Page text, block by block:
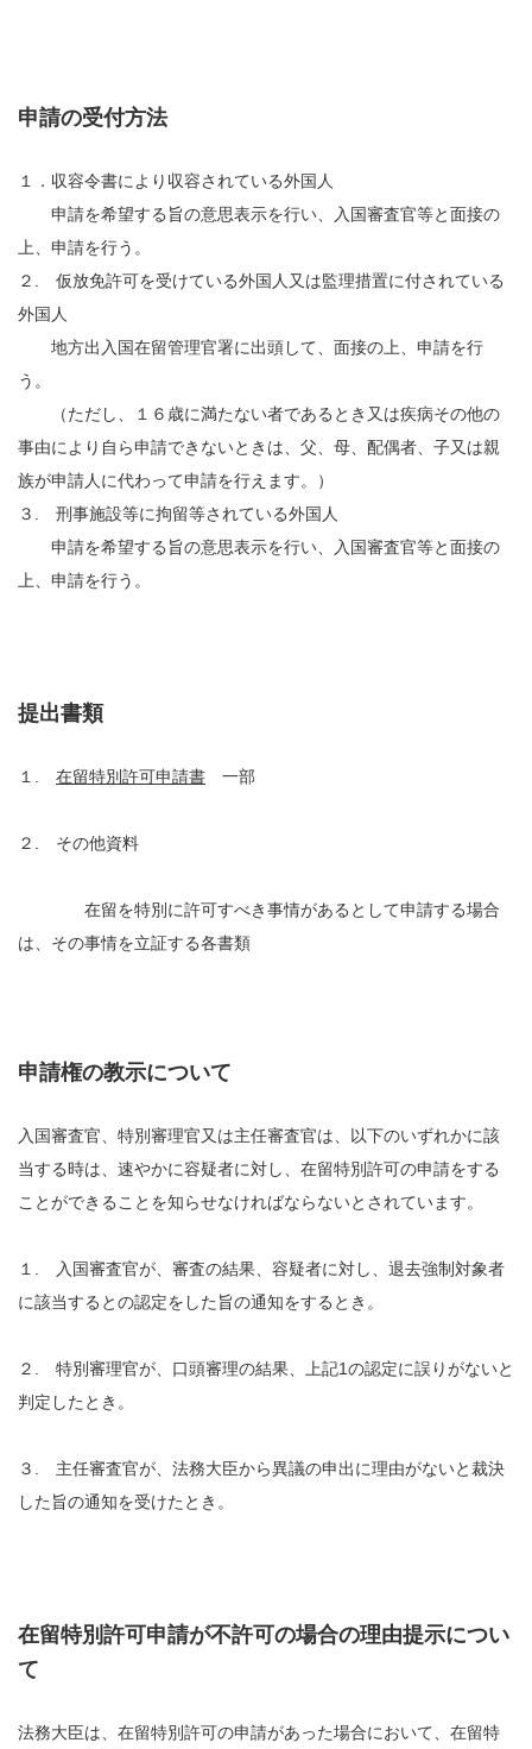
申請の受付方法
１．収容令書により収容されている外国人
申請を希望する旨の意思表示を行い、入国審査官等と面接の
上、申請を行う。
２. 仮放免許可を受けている外国人又は監理措置に付されている
外国人
地方出入国在留管理官署に出頭して、面接の上、申請を行
う。
（ただし、１６歳に満たない者であるとき又は疾病その他の
事由により自ら申請できないときは、父、母、配偶者、子又は親
族が申請人に代わって申請を行えます。）
３. 刑事施設等に拘留等されている外国人
申請を希望する旨の意思表示を行い、入国審査官等と面接の
上、申請を行う。
提出書類
１. 在留特別許可申請書 一部
２. その他資料
在留を特別に許可すべき事情があるとして申請する場合
は、その事情を立証する各書類
申請権の教示について
入国審査官、特別審理官又は主任審査官は、以下のいずれかに該
当する時は、速やかに容疑者に対し、在留特別許可の申請をする
ことができることを知らせなければならないとされています。
１. 入国審査官が、審査の結果、容疑者に対し、退去強制対象者
に該当するとの認定をした旨の通知をするとき。
２. 特別審理官が、口頭審理の結果、上記1の認定に誤りがないと
判定したとき。
３. 主任審査官が、法務大臣から異議の申出に理由がないと裁決
した旨の通知を受けたとき。
在留特別許可申請が不許可の場合の理由提示につい
て
法務大臣は、在留特別許可の申請があった場合において、在留特